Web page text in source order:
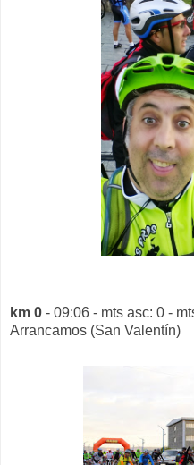
km 0 - 09:06 - mts asc: 0 -
Arrancamos (San Valentín)